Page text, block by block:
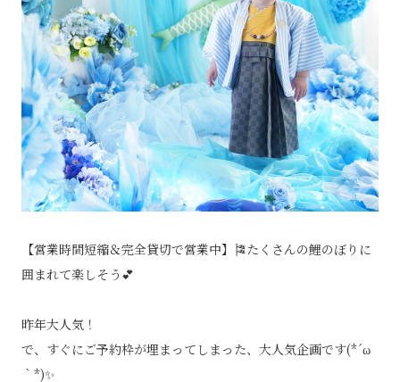
【営業時間短縮＆完全貸切で営業中】🎏たくさんの鯉のぼりに
囲まれて楽しそう💕
昨年大人気！
で、すぐにご予約枠が埋まってしまった、大人気企画です(*´ω
｀*)✨